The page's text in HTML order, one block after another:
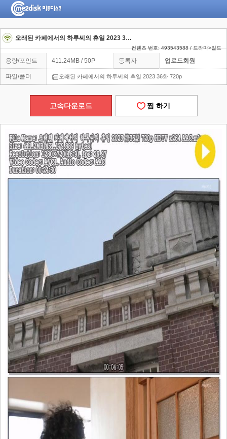
오래된 카페에서의 하루씨의 휴일 2023 36화 720p
컨텐츠 번호: 493543588 / 드라마>일드
용량/포인트 411.24MB / 50P 등록자 업로드회원
파일/폴더 오래된 카페에서의 하루씨의 휴일 2023 36화 720p
고속다운로드 찜 하기